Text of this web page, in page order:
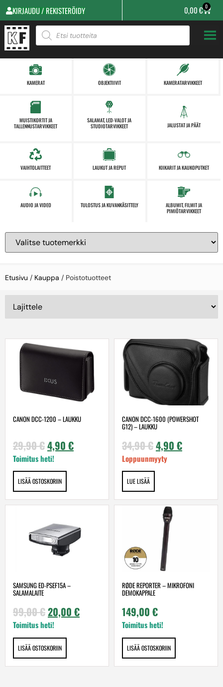
KIRJAUDU / REKISTERÖIDY 0,00€ 0
KAMERAT OBJEKTIIVIT KAMERATARVIKKEET
MUISTIKORTIT JA
TALLENNUSTARVIKKEET
SALAMAT, LED-VALOT JA
STUDIOTARVIKKEET
JALUSTAT JA PÄÄT
VAIHTOLAITTEET LAUKUT JA REPUT KIIKARIT JA KAUKOPUTKET
AUDIO JA VIDEO TULOSTUS JA KUVANKÄSITTELY
ALBUMIT, FILMIT JA
PIMIÖTARVIKKEET
Etusivu / Kauppa / Poistotuotteet
CANON DCC-1200 – LAUKKU
29,90€4,90 €
Toimitus heti!
LISÄÄ OSTOSKORIIN
CANON DCC-1600 (POWERSHOT
G12) – LAUKKU
34,90€4,90 €
Loppuunmyyty
LUE LISÄÄ
SAMSUNG ED-PSEF15A –
SALAMALAITE
99,00€20,00 €
Toimitus heti!
LISÄÄ OSTOSKORIIN
RØDE REPORTER – MIKROFONI
DEMOKAPPALE
149,00 €
Toimitus heti!
LISÄÄ OSTOSKORIIN